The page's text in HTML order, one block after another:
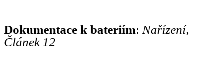
Dokumentace k bateriím: Nařízení,
Článek 12